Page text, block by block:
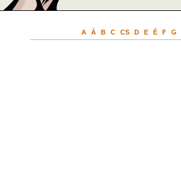
A Á B C CS D E É F G